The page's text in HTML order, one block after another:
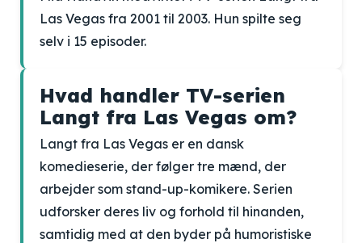
Las Vegas fra 2001 til 2003. Hun spilte seg
selv i 15 episoder.
Hvad handler TV-serien
Langt fra Las Vegas om?
Langt fra Las Vegas er en dansk
komedieserie, der følger tre mænd, der
arbejder som stand-up-komikere. Serien
udforsker deres liv og forhold til hinanden,
samtidig med at den byder på humoristiske